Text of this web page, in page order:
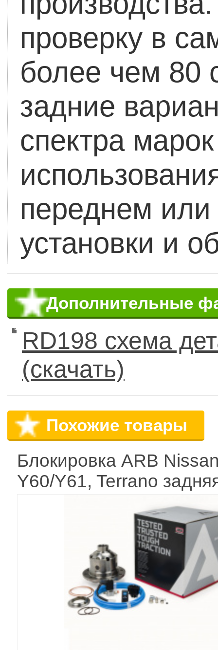
проверку в
более чем 80
задние
спектра
переднем
установки и
Дополнительные
RD198 схема
(скачать)
Похожие товары
Блокировка ARB
Y60/Y61, Terrano